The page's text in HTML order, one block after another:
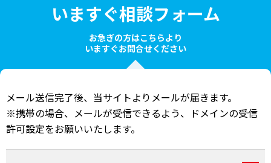
いますぐ相談フォーム
お急ぎの方はこちらより
いますぐお問合せください
メール送信完了後、当サイトよりメールが届きます。
※携帯の場合、メールが受信できるよう、ドメインの受信
許可設定をお願いいたします。